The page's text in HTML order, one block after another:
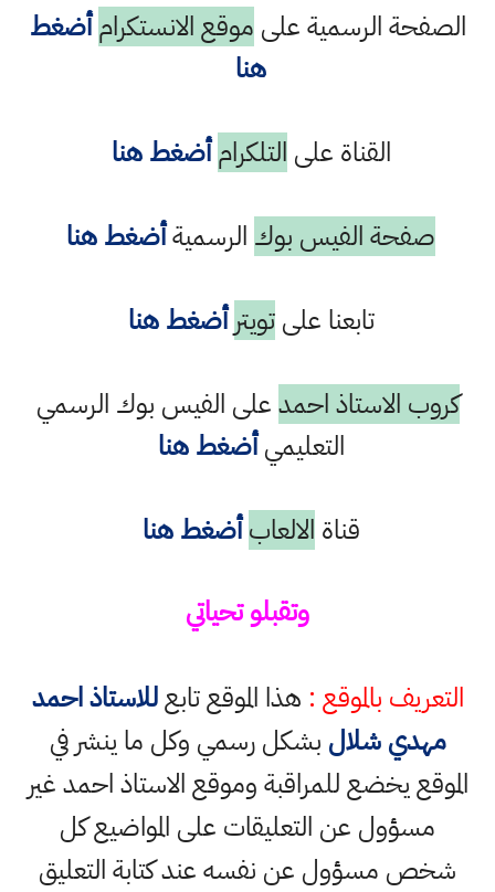
الصفحة الرسمية على موقع الانستكرام أضغط
هنا
القناة على التلكرام أضغط هنا
صفحة الفيس بوك الرسميةأضغط هنا
تابعنا علىتويتر أضغط هنا
كروب الاستاذ احمدعلى الفيس بوك الرسمي
التعليميأضغط هنا
قناة الالعاب أضغط هنا
وتقبلو تحياتي
التعريف بالموقع : هذا الموقع تابعللاستاذ احمد
مهدي شلال بشكل رسمي وكل ما ينشر في
الموقع يخضع للمراقبة وموقع الاستاذ احمد غير
مسؤول عن التعليقات على المواضيع كل
شخص مسؤول عن نفسه عند كتابة التعليق